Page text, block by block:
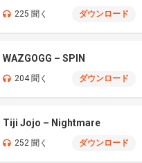
225 聞く ダウンロード
WAZGOGG – SPIN
204 聞く ダウンロード
Tiji Jojo – Nightmare
252 聞く ダウンロード